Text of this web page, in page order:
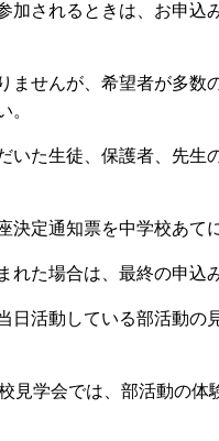
加されるときは、お申込
ませんが、希望者が多数
。
いた生徒、保護者、先生
決定通知票を中学校あて
れた場合は、最終の申込
日活動している部活動の
見学会では、部活動の体